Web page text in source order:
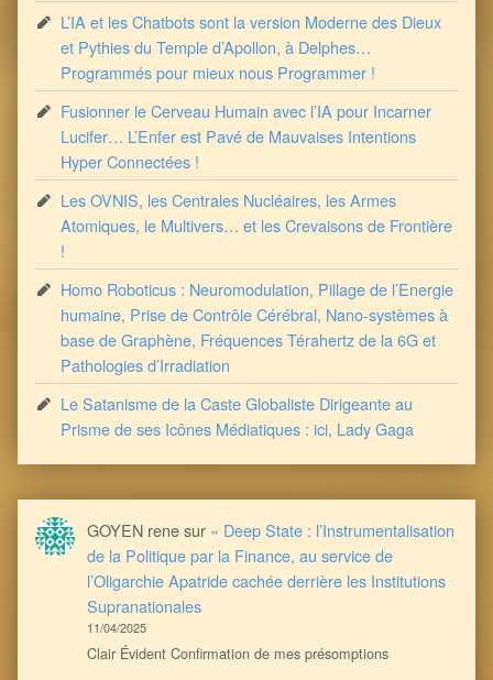
L’IA et les Chatbots sont la version Moderne des Dieux
et Pythies du Temple d’Apollon, à Delphes…
Programmés pour mieux nous Programmer !
Fusionner le Cerveau Humain avec l’IA pour Incarner
Lucifer… L’Enfer est Pavé de Mauvaises Intentions
Hyper Connectées !
Les OVNIS, les Centrales Nucléaires, les Armes
Atomiques, le Multivers… et les Crevaisons de Frontière
!
Homo Roboticus : Neuromodulation, Pillage de l’Energie
humaine, Prise de Contrôle Cérébral, Nano-systèmes à
base de Graphène, Fréquences Térahertz de la 6G et
Pathologies d’Irradiation
Le Satanisme de la Caste Globaliste Dirigeante au
Prisme de ses Icônes Médiatiques : ici, Lady Gaga
GOYEN renesur « Deep State : l’Instrumentalisation
de la Politique par la Finance, au service de
l’Oligarchie Apatride cachée derrière les Institutions
Supranationales
11/04/2025
Clair Évident Confirmation de mes présomptions